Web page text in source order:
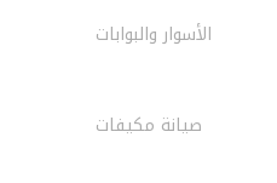
الأسوار والبوابات
صيانة مكيفات